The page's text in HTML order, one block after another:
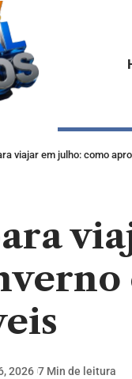
viajar em julho: como
2026 7 Min de leitura